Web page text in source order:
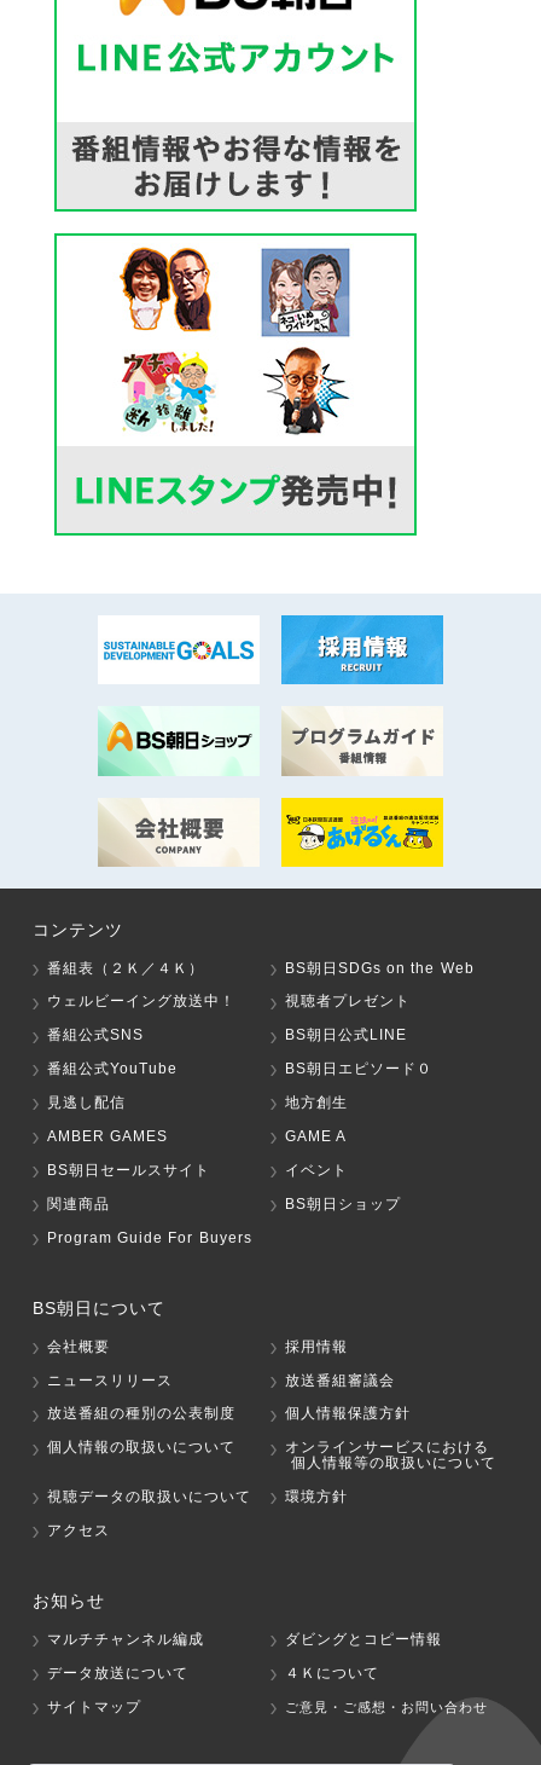
コンテンツ
番組表（２Ｋ／４Ｋ）
BS朝日SDGs on the Web
ウェルビーイング放送中！
視聴者プレゼント
番組公式SNS
BS朝日公式LINE
番組公式YouTube
BS朝日エピソード０
見逃し配信
地方創生
AMBER GAMES
GAME A
BS朝日セールスサイト
イベント
関連商品
BS朝日ショップ
Program Guide For Buyers
BS朝日について
会社概要
採用情報
ニュースリリース
放送番組審議会
放送番組の種別の公表制度
個人情報保護方針
個人情報の取扱いについて
オンラインサービスにおける
個人情報等の取扱いについて
視聴データの取扱いについて
環境方針
アクセス
お知らせ
マルチチャンネル編成
ダビングとコピー情報
データ放送について
４Ｋについて
サイトマップ
ご意見・ご感想・お問い合わせ